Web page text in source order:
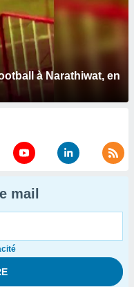
à Narathiwat, en
mail